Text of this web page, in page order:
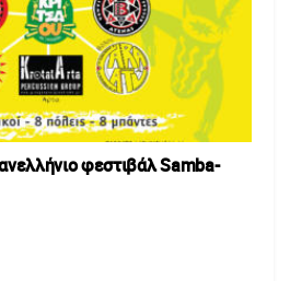
φεστιβάλ Samba-